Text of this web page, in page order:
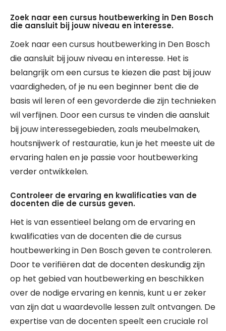
Zoek naar een cursus houtbewerking in Den Bosch
die aansluit bij jouw niveau en interesse.
Zoek naar een cursus houtbewerking in Den Bosch
die aansluit bij jouw niveau en interesse. Het is
belangrijk om een cursus te kiezen die past bij jouw
vaardigheden, of je nu een beginner bent die de
basis wil leren of een gevorderde die zijn technieken
wil verfijnen. Door een cursus te vinden die aansluit
bij jouw interessegebieden, zoals meubelmaken,
houtsnijwerk of restauratie, kun je het meeste uit de
ervaring halen en je passie voor houtbewerking
verder ontwikkelen.
Controleer de ervaring en kwalificaties van de
docenten die de cursus geven.
Het is van essentieel belang om de ervaring en
kwalificaties van de docenten die de cursus
houtbewerking in Den Bosch geven te controleren.
Door te verifiëren dat de docenten deskundig zijn
op het gebied van houtbewerking en beschikken
over de nodige ervaring en kennis, kunt u er zeker
van zijn dat u waardevolle lessen zult ontvangen. De
expertise van de docenten speelt een cruciale rol